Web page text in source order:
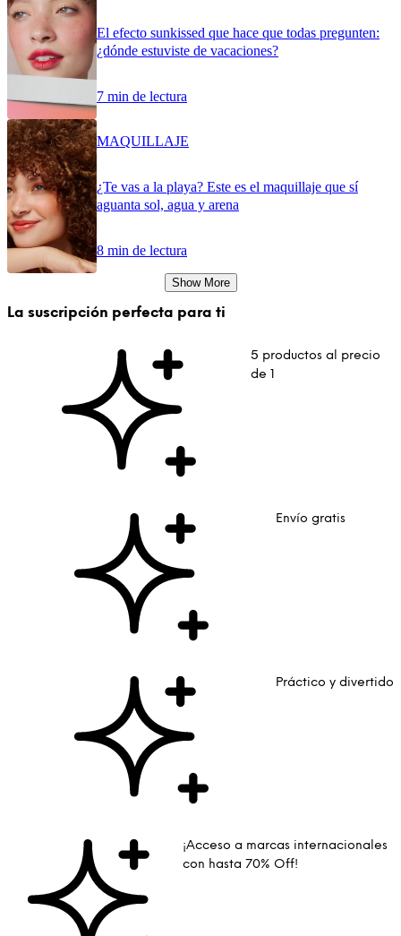
El efecto sunkissed que hace que todas pregunten:
¿dónde estuviste de vacaciones?
7 min de lectura
MAQUILLAJE
¿Te vas a la playa? Este es el maquillaje que sí
aguanta sol, agua y arena
8 min de lectura
Show More
La suscripción perfecta para ti
5 productos al precio
de 1
Envío gratis
Práctico y divertido
¡Acceso a marcas internacionales
con hasta 70% Off!